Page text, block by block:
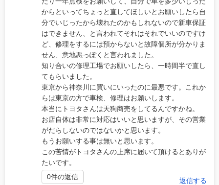
からといってちょっと直してほしいとお願いしたら自
分でいじったから壊れたのかもしれないので新車保証
はできません、と言われてそれはそれでいいのですけ
ど、修理をするには預からないと故障個所が分かりま
せん、意地悪っぽくと言われました。
知り合いの修理工場でお願いしたら、一時間半で直し
てもらいました。
東京から神奈川に買いにいったのに最悪です。これか
らは東京の方で車検、修理はお願いします。
本当にトヨタさんは天狗商売をしてるんですかね。
お店自体は非常に対応はいいと思いますが、その営業
がだらしないのではないかと思います。
もうお願いする事は無いと思います。
この苦情がトヨタさんの上席に届いて頂けるとありが
たいです。
返信する
0件の返信